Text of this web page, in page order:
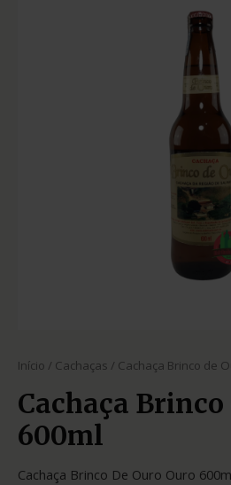
Início / Cachaças / Cachaça Brinco de
Cachaça Brinco
600ml
Cachaça Brinco De Ouro Ouro